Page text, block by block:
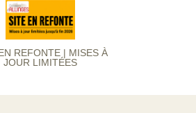
REFONTE | MISES À
JOUR LIMITÉES